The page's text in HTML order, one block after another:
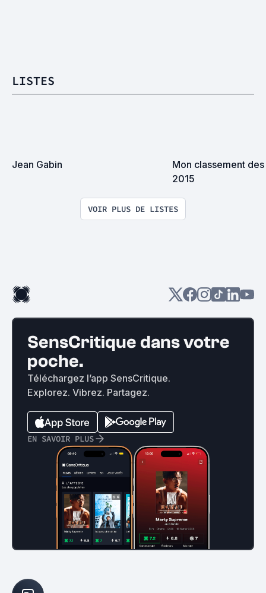
LISTES
Jean Gabin
Mon classement
2015
VOIR PLUS DE LISTES
SensCritique dans votre
poche.
Téléchargez l’app SensCritique.
Explorez. Vibrez. Partagez.
EN SAVOIR PLUS